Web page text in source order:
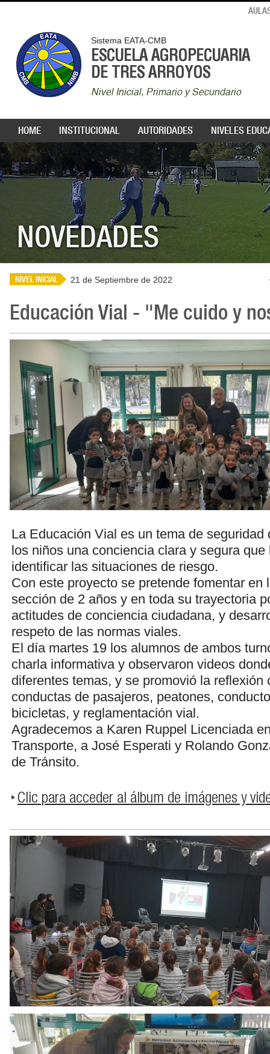
Sistema EATA-CMB
ESCUELA AGROPECUARIA
DE TRES ARROYOS
Nivel Inicial, Primario y Secundario
HOME INSTITUCIONAL AUTORIDADES NIVELES
NOVEDADES
NIVEL INICIAL 21 de Septiembre de 2022
Educación Vial - "Me cuido y
La Educación Vial es un tema de seguridad
los niños una conciencia clara y segura que
identificar las situaciones de riesgo.
Con este proyecto se pretende fomentar en
sección de 2 años y en toda su trayectoria
actitudes de conciencia ciudadana, y
respeto de las normas viales.
El día martes 19 los alumnos de ambos
charla informativa y observaron videos
diferentes temas, y se promovió la reflexión
conductas de pasajeros, peatones,
bicicletas, y reglamentación vial.
Agradecemos a Karen Ruppel Licenciada
Transporte, a José Esperati y Rolando
de Tránsito.
Clic para acceder al álbum de imágenes y